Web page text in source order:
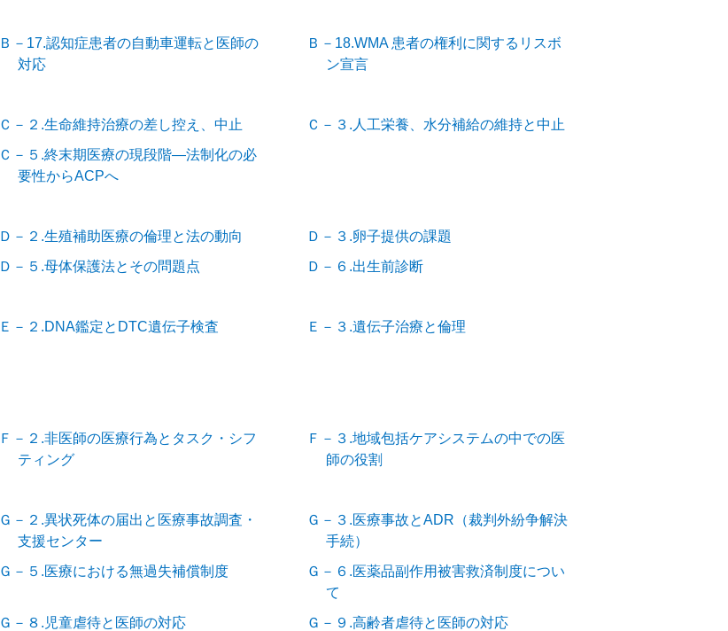
Ｂ－17.認知症患者の自動車運転と医師の
対応
Ｂ－18.WMA 患者の権利に関するリスボ
ン宣言
Ｃ－２.生命維持治療の差し控え、中止
Ｃ－３.人工栄養、水分補給の維持と中止
Ｃ－５.終末期医療の現段階―法制化の必
要性からACPへ
Ｄ－２.生殖補助医療の倫理と法の動向
Ｄ－３.卵子提供の課題
Ｄ－５.母体保護法とその問題点 Ｄ－６.出生前診断
Ｅ－２.DNA鑑定とDTC遺伝子検査
Ｅ－３.遺伝子治療と倫理
Ｆ－２.非医師の医療行為とタスク・シフ
ティング
Ｆ－３.地域包括ケアシステムの中での医
師の役割
Ｇ－２.異状死体の届出と医療事故調査・
支援センター
Ｇ－３.医療事故とADR（裁判外紛争解決
手続）
Ｇ－５.医療における無過失補償制度
Ｇ－６.医薬品副作用被害救済制度につい
て
Ｇ－８.児童虐待と医師の対応
Ｇ－９.高齢者虐待と医師の対応